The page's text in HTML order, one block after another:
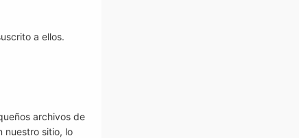
a ellos.
archivos de
nuestro sitio, lo